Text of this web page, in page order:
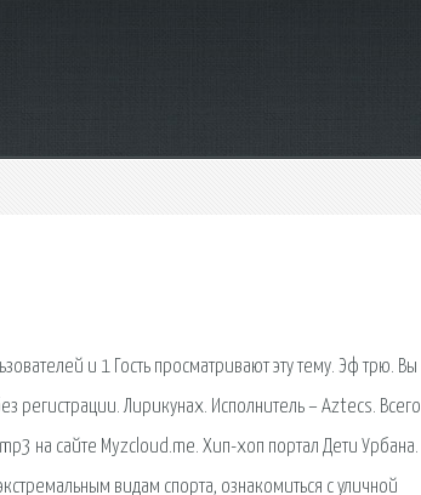
и 1 Гость просматривают эту тему. Эф трю. Вы
регистрации. Лирикунах. Исполнитель – Aztecs. Всего
на сайте Myzcloud.me. Хип-хоп портал Дети Урбана.
видам спорта, ознакомиться с уличной